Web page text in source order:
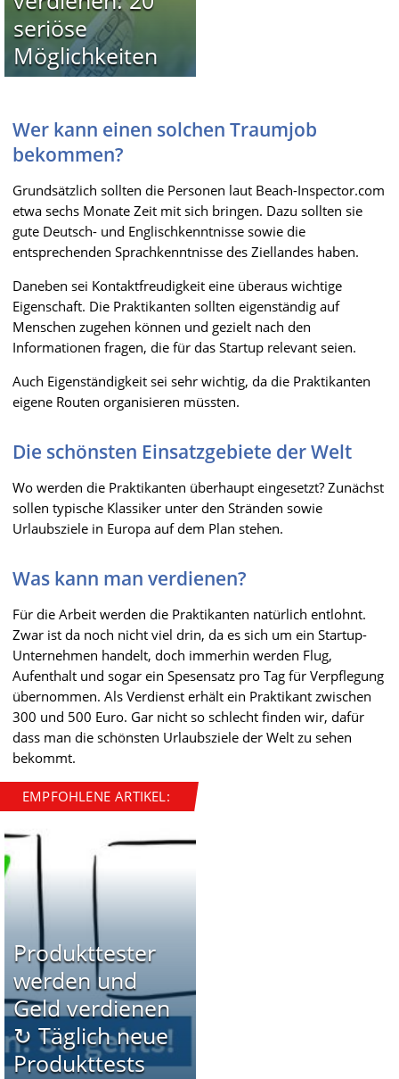
seriöse
Möglichkeiten
Wer kann einen solchen Traumjob
bekommen?
Grundsätzlich sollten die Personen laut Beach-Inspector.com
etwa sechs Monate Zeit mit sich bringen. Dazu sollten sie
gute Deutsch- und Englischkenntnisse sowie die
entsprechenden Sprachkenntnisse des Ziellandes haben.
Daneben sei Kontaktfreudigkeit eine überaus wichtige
Eigenschaft. Die Praktikanten sollten eigenständig auf
Menschen zugehen können und gezielt nach den
Informationen fragen, die für das Startup relevant seien.
Auch Eigenständigkeit sei sehr wichtig, da die Praktikanten
eigene Routen organisieren müssten.
Die schönsten Einsatzgebiete der Welt
Wo werden die Praktikanten überhaupt eingesetzt? Zunächst
sollen typische Klassiker unter den Stränden sowie
Urlaubsziele in Europa auf dem Plan stehen.
Was kann man verdienen?
Für die Arbeit werden die Praktikanten natürlich entlohnt.
Zwar ist da noch nicht viel drin, da es sich um ein Startup-
Unternehmen handelt, doch immerhin werden Flug,
Aufenthalt und sogar ein Spesensatz pro Tag für Verpflegung
übernommen. Als Verdienst erhält ein Praktikant zwischen
300 und 500 Euro. Gar nicht so schlecht finden wir, dafür
dass man die schönsten Urlaubsziele der Welt zu sehen
bekommt.
EMPFOHLENE ARTIKEL:
Produkttester
werden und
Geld verdienen
↻ Täglich neue
Produkttests